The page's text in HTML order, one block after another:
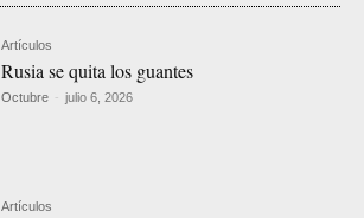
Artículos
Rusia se quita los guantes
Octubre - julio 6, 2026
Artículos